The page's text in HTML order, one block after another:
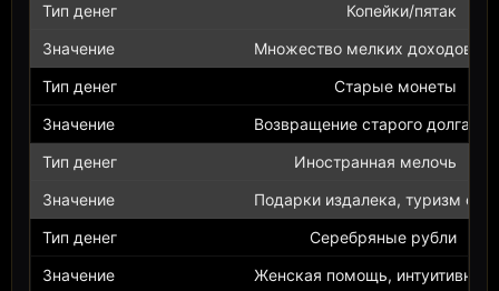
Копейки/пятак
Множество мелких доходов,
Старые монеты
Возвращение старого долга,
Иностранная мелочь
Подарки издалека, туризм с
Серебряные рубли
Женская помощь, интуитивные